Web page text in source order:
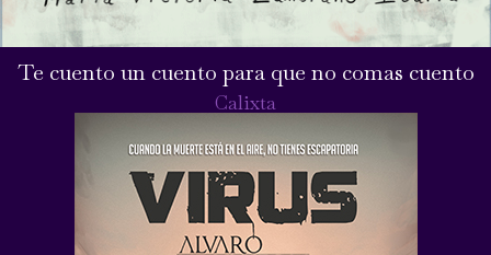
Te cuento un cuento para que no comas cuento
Calixta